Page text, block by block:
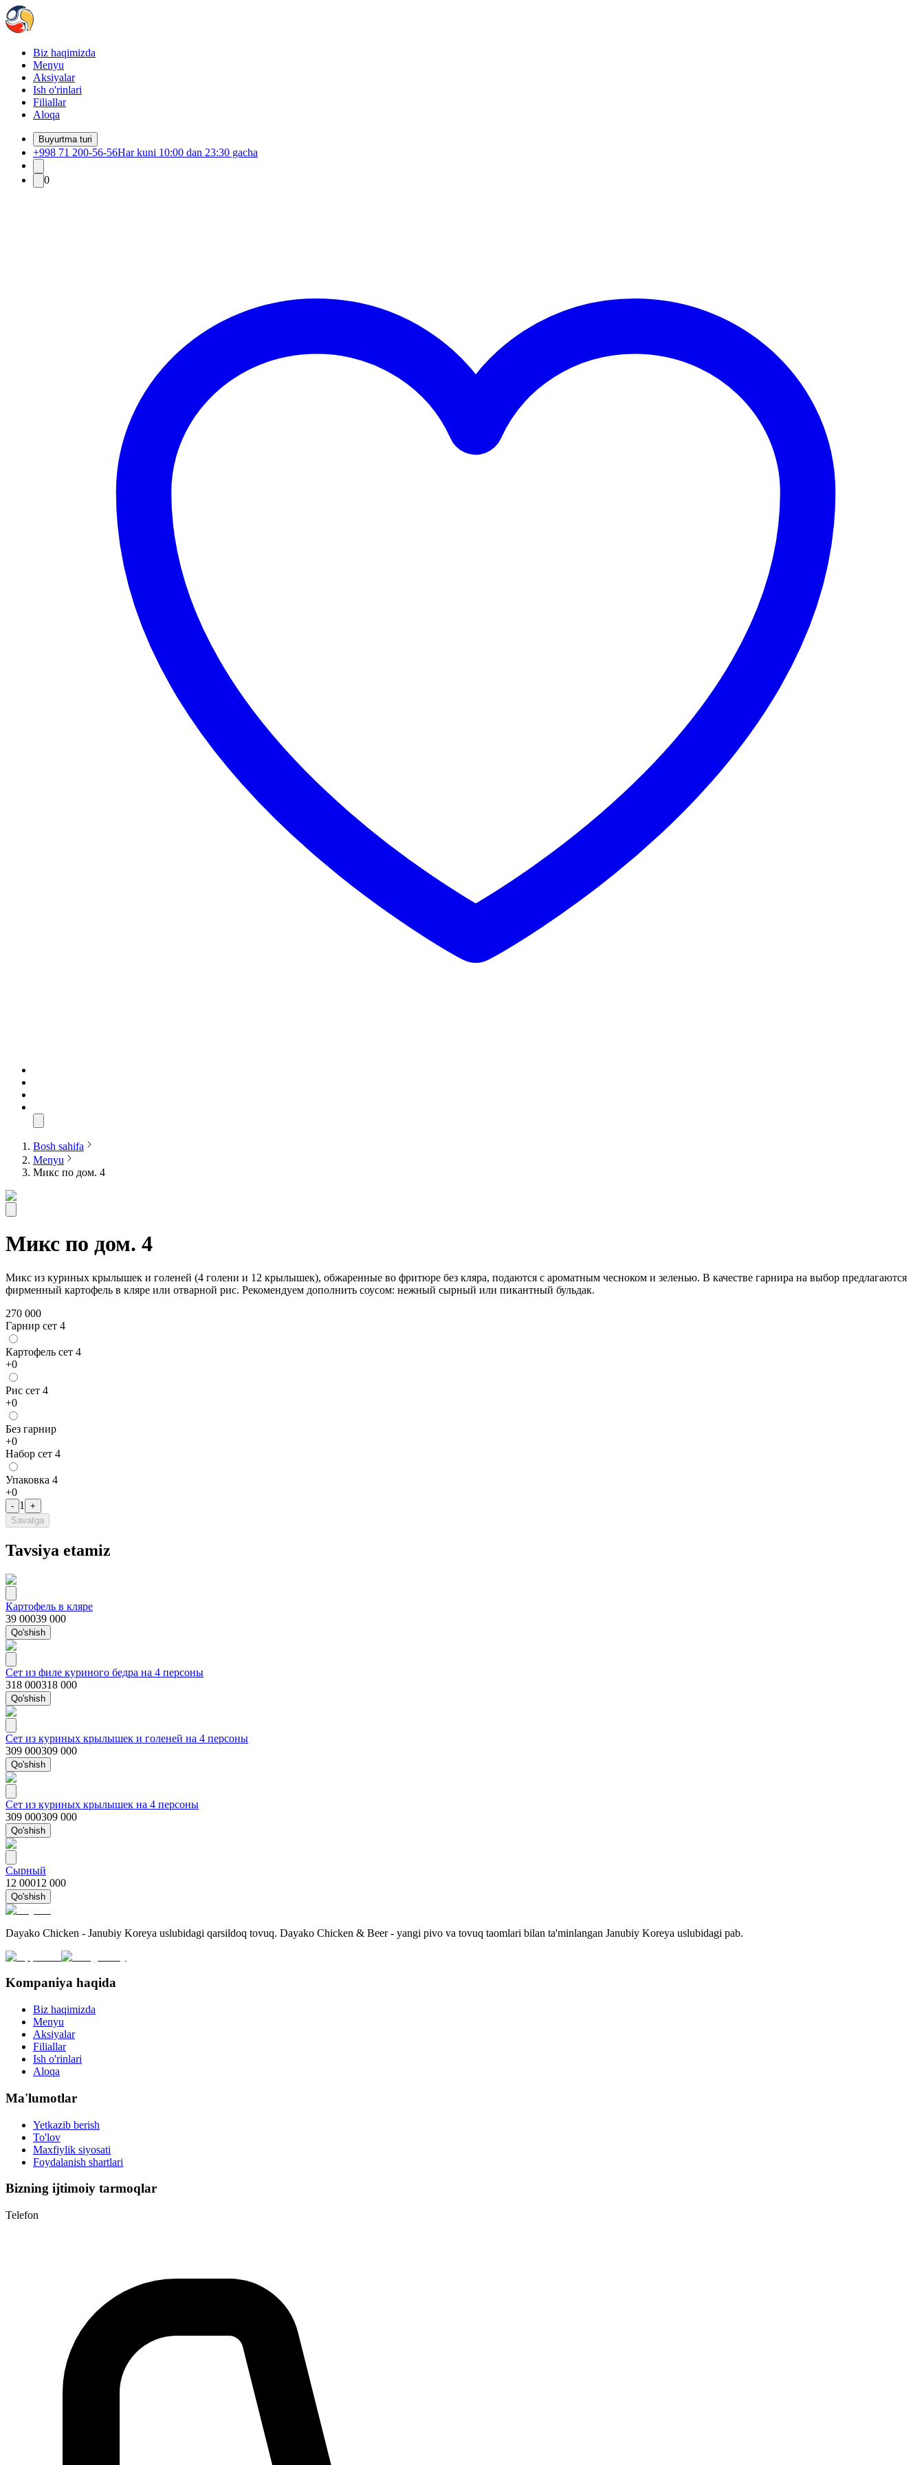
Biz haqimizda
Menyu
Aksiyalar
Ish o'rinlari
Filiallar
Aloqa
Buyurtma turi
+998 71 200-56-56Har kuni 10:00 dan 23:30 gacha
0
Bosh sahifa
Menyu
Микс по дом. 4
Микс по дом. 4
Микс из куриных крылышек и голеней (4 голени и 12 крылышек), обжаренные во фритюре без кляра, подаются с ароматным чесноком и зеленью. В качестве гарнира на выбор предлагаются
фирменный картофель в кляре или отварной рис. Рекомендуем дополнить соусом: нежный сырный или пикантный бульдак.
270 000
Гарнир сет 4
Картофель сет 4
+0
Рис сет 4
+0
Без гарнир
+0
Набор сет 4
Упаковка 4
+0
- 1
+
Savatga
Tavsiya etamiz
Картофель в кляре
39 00039 000
Qo'shish
Сет из филе куриного бедра на 4 персоны
318 000318 000
Qo'shish
Сет из куриных крылышек и голеней на 4 персоны
309 000309 000
Qo'shish
Сет из куриных крылышек на 4 персоны
309 000309 000
Qo'shish
Сырный
12 00012 000
Qo'shish
Dayako Chicken - Janubiy Koreya uslubidagi qarsildoq tovuq. Dayako Chicken & Beer - yangi pivo va tovuq taomlari bilan ta'minlangan Janubiy Koreya uslubidagi pab.
Kompaniya haqida
Biz haqimizda
Menyu
Aksiyalar
Filiallar
Ish o'rinlari
Aloqa
Ma'lumotlar
Yetkazib berish
To'lov
Maxfiylik siyosati
Foydalanish shartlari
Bizning ijtimoiy tarmoqlar
Telefon